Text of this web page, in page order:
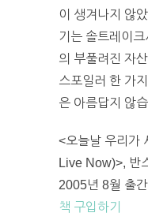
이 생겨나지 않
기는 솔트레이
의 부풀려진 자
스포일러 한 가
은 아름답지 않
<오늘날 우리가
Live Now)>, 반
2005년 8월 출
책 구입하기